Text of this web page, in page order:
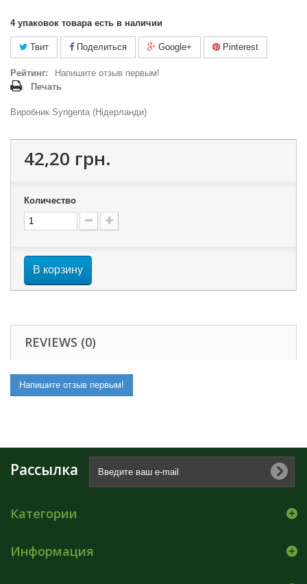
4 упаковок товара есть в наличии
Твит Поделиться Google+ Pinterest
Рейтинг:
Напишите отзыв первым!
Печать
Виробник Syngenta (Нідерланди)
42,20 грн.
Количество
В корзину
REVIEWS (0)
Напишите отзыв первым!
Рассылка
Категории
Информация